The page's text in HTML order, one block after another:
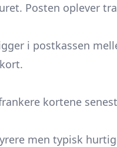
Posten oplever
i postkassen
kortene senest
men typisk